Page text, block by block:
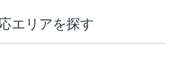
エリアを探す